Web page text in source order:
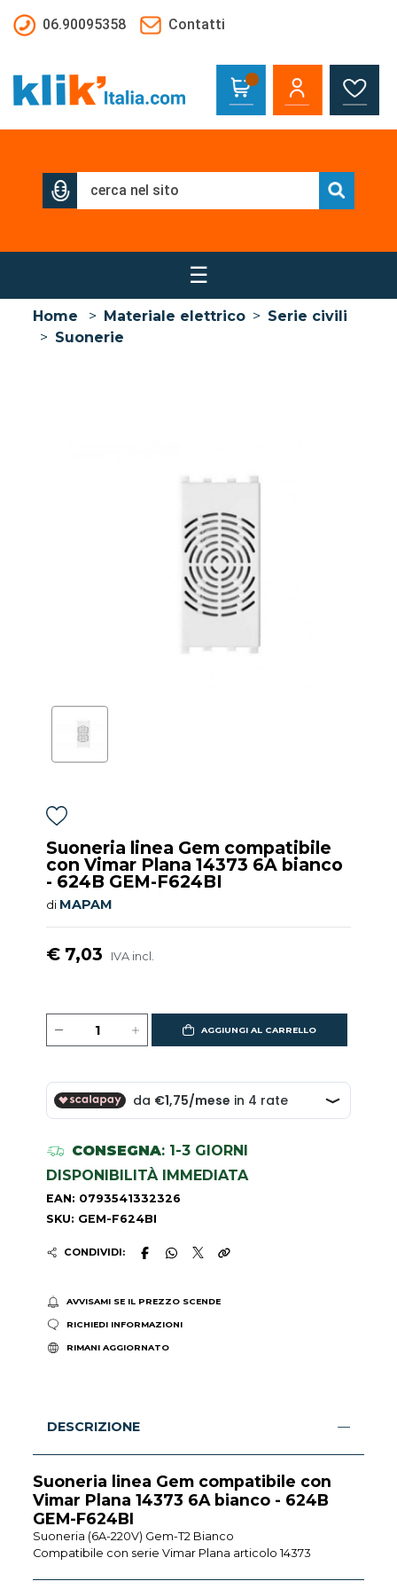
06.90095358
Contatti
☰
Home > Materiale elettrico > Serie civili
> Suonerie
Suoneria linea Gem compatibile
con Vimar Plana 14373 6A bianco
- 624B GEM-F624BI
di MAPAM
€ 7,03 IVA incl.
AGGIUNGI AL CARRELLO
CONSEGNA: 1-3 GIORNI
DISPONIBILITÀ IMMEDIATA
EAN: 0793541332326
SKU: GEM-F624BI
CONDIVIDI:
AVVISAMI SE IL PREZZO SCENDE
RICHIEDI INFORMAZIONI
RIMANI AGGIORNATO
DESCRIZIONE
Suoneria linea Gem compatibile con
Vimar Plana 14373 6A bianco - 624B
GEM-F624BI
Suoneria (6A-220V) Gem-T2 Bianco
Compatibile con serie Vimar Plana articolo 14373